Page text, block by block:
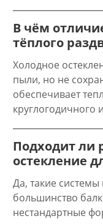
В чём
тёплого
Холодное
пыли, но не
обеспечивает
круглогодичного
Подходит ли
остекление
Да, такие
большинство
нестандартные